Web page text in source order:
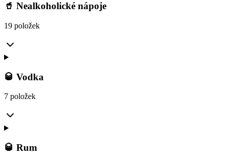
🥤 Nealkoholické nápoje
19 položek
🥃 Vodka
7 položek
🥃 Rum